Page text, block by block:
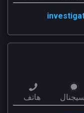
سيجنال هاتف